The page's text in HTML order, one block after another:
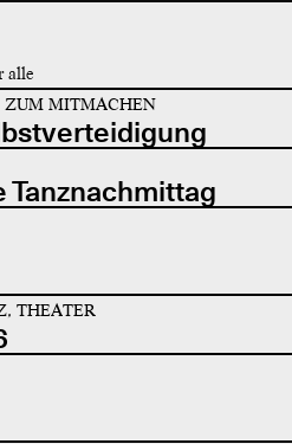
alle
ZUM MITMACHEN
Tanznachmittag
THEATER